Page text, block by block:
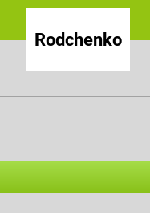
Rodchenko